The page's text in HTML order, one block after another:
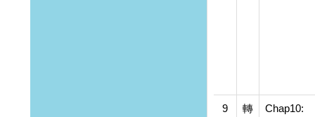
9
轉
Chap10: